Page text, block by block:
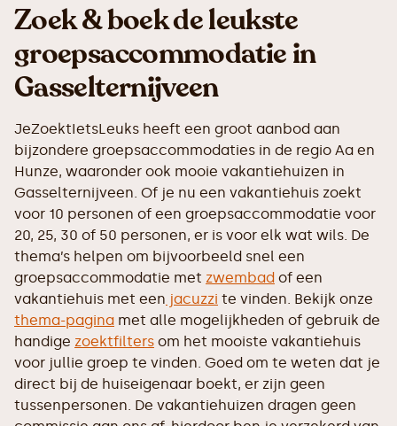
Zoek & boek de leukste
groepsaccommodatie in
Gasselternijveen
JeZoektIetsLeuks heeft een groot aanbod aan
bijzondere groepsaccommodaties in de regio Aa en
Hunze, waaronder ook mooie vakantiehuizen in
Gasselternijveen. Of je nu een vakantiehuis zoekt
voor 10 personen of een groepsaccommodatie voor
20, 25, 30 of 50 personen, er is voor elk wat wils. De
thema’s helpen om bijvoorbeeld snel een
groepsaccommodatie met zwembad of een
vakantiehuis met een jacuzzi te vinden. Bekijk onze
thema-pagina met alle mogelijkheden of gebruik de
handige zoektfilters om het mooiste vakantiehuis
voor jullie groep te vinden. Goed om te weten dat je
direct bij de huiseigenaar boekt, er zijn geen
tussenpersonen. De vakantiehuizen dragen geen